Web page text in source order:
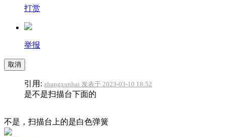
打赏
举报
取消
引用: zhangxunhai 发表于 2023-03-10 18:52
是不是扫描台下面的
不是，扫描台上的是白色弹簧